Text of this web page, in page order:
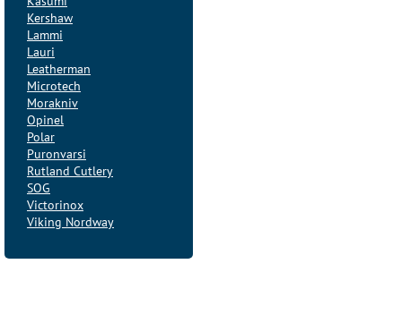
Kershaw
Lammi
Lauri
Leatherman
Microtech
Morakniv
Opinel
Polar
Puronvarsi
Rutland Cutlery
SOG
Victorinox
Viking Nordway